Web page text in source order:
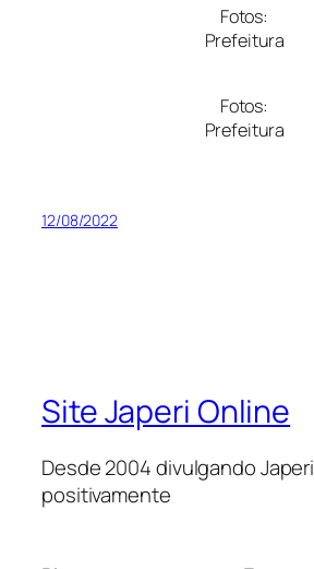
Fotos:
Prefeitura
Fotos:
Prefeitura
12/08/2022
Site Japeri Online
Desde 2004 divulgando Japeri
positivamente